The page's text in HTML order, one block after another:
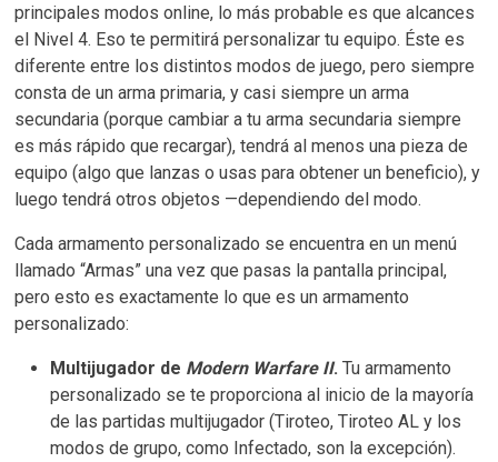
principales modos online, lo más probable es que alcances
el Nivel 4. Eso te permitirá personalizar tu equipo. Éste es
diferente entre los distintos modos de juego, pero siempre
consta de un arma primaria, y casi siempre un arma
secundaria (porque cambiar a tu arma secundaria siempre
es más rápido que recargar), tendrá al menos una pieza de
equipo (algo que lanzas o usas para obtener un beneficio), y
luego tendrá otros objetos —dependiendo del modo.
Cada armamento personalizado se encuentra en un menú
llamado “Armas” una vez que pasas la pantalla principal,
pero esto es exactamente lo que es un armamento
personalizado:
Multijugador de Modern Warfare II. Tu armamento
personalizado se te proporciona al inicio de la mayoría
de las partidas multijugador (Tiroteo, Tiroteo AL y los
modos de grupo, como Infectado, son la excepción).